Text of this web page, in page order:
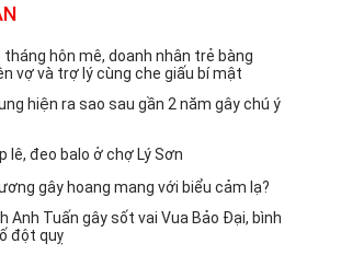
tháng hôn mê, doanh nhân trẻ bàng
vợ và trợ lý cùng che giấu bí mật
hiện ra sao sau gần 2 năm gây chú ý
lê, đeo balo ở chợ Lý Sơn
gây hoang mang với biểu cảm lạ?
Anh Tuấn gây sốt vai Vua Bảo Đại, bình
đột quỵ